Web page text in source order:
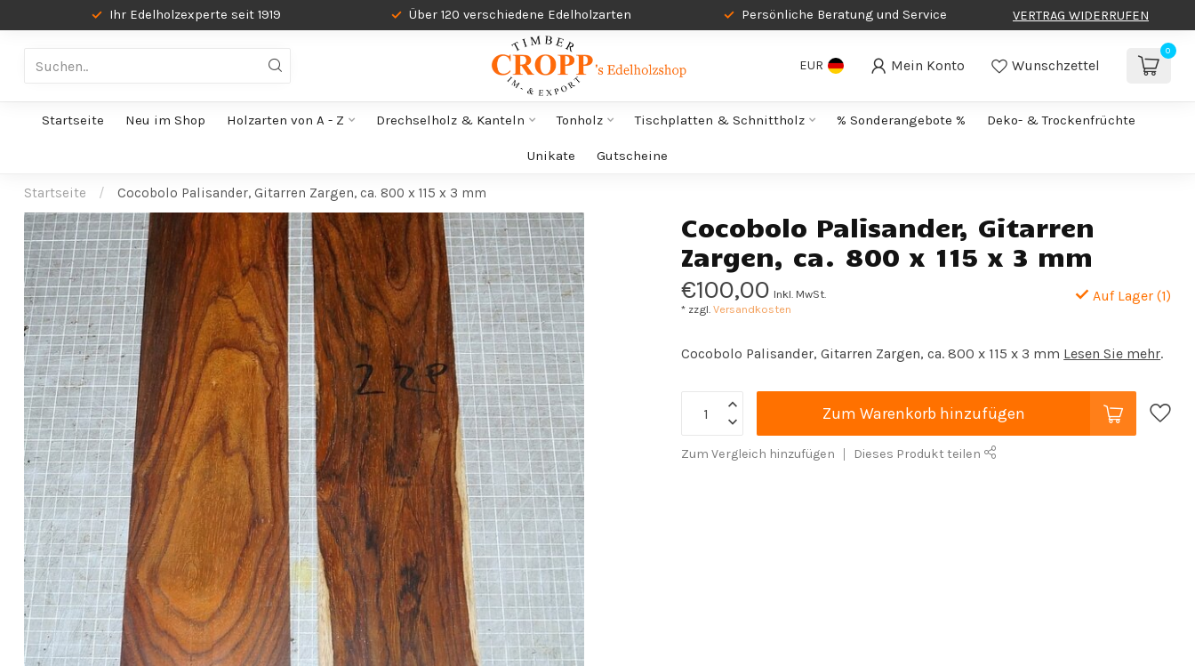
Ihr Edelholzexperte seit 1919 Über 120 verschiedene Edelholzarten Persönliche Beratung und Service VERTRAG WIDERRUFEN
EUR Mein Konto Wunschzettel
0
Startseite Neu im Shop Holzarten von A - Z Drechselholz & Kanteln Tonholz Tischplatten & Schnittholz % Sonderangebote % Deko- & Trockenfrüchte
Unikate Gutscheine
Startseite / Cocobolo Palisander, Gitarren Zargen, ca. 800 x 115 x 3 mm
Cocobolo Palisander, Gitarren
Zargen, ca. 800 x 115 x 3 mm
€100,00 Inkl. MwSt.
* zzgl.Versandkosten
Auf Lager (1)
Cocobolo Palisander, Gitarren Zargen, ca. 800 x 115 x 3 mm Lesen Sie mehr.
Zum Warenkorb hinzufügen
Zum Vergleich hinzufügen Dieses Produkt teilen